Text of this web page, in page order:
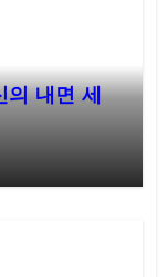
의 내면 세